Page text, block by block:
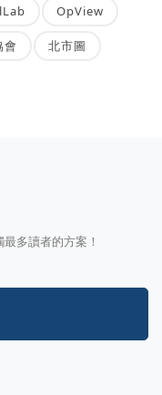
OpView
會 北市圖
多讀者的方案！